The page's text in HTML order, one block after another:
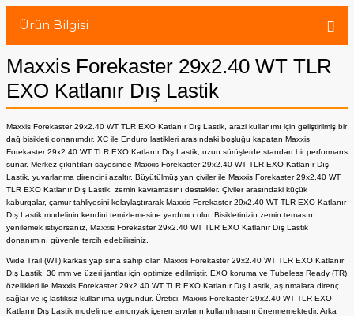
Ürün Bilgisi
Maxxis Forekaster 29x2.40 WT TLR
EXO Katlanır Dış Lastik
Maxxis Forekaster 29x2.40 WT TLR EXO Katlanır Dış Lastik, arazi kullanımı için geliştirilmiş bir
dağ bisikleti donanımdır. XC ile Enduro lastikleri arasındaki boşluğu kapatan Maxxis
Forekaster 29x2.40 WT TLR EXO Katlanır Dış Lastik, uzun sürüşlerde standart bir performans
sunar. Merkez çıkıntıları sayesinde Maxxis Forekaster 29x2.40 WT TLR EXO Katlanır Dış
Lastik, yuvarlanma direncini azaltır. Büyütülmüş yan çiviler ile Maxxis Forekaster 29x2.40 WT
TLR EXO Katlanır Dış Lastik, zemin kavramasını destekler. Çiviler arasındaki küçük
kaburgalar, çamur tahliyesini kolaylaştırarak Maxxis Forekaster 29x2.40 WT TLR EXO Katlanır
Dış Lastik modelinin kendini temizlemesine yardımcı olur. Bisikletinizin zemin temasını
yenilemek istiyorsanız, Maxxis Forekaster 29x2.40 WT TLR EXO Katlanır Dış Lastik
donanımını güvenle tercih edebilirsiniz.
Wide Trail (WT) karkas yapısına sahip olan Maxxis Forekaster 29x2.40 WT TLR EXO Katlanır
Dış Lastik, 30 mm ve üzeri jantlar için optimize edilmiştir. EXO koruma ve Tubeless Ready (TR)
özellikleri ile Maxxis Forekaster 29x2.40 WT TLR EXO Katlanır Dış Lastik, aşınmalara direnç
sağlar ve iç lastiksiz kullanıma uygundur. Üretici, Maxxis Forekaster 29x2.40 WT TLR EXO
Katlanır Dış Lastik modelinde amonyak içeren sıvıların kullanılmasını önermemektedir. Arka